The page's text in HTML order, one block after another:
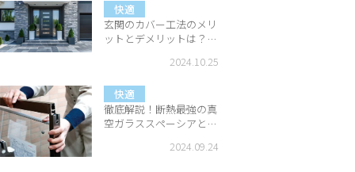
玄関のカバー工法のメリ
ットとデメリットは？判
快適
2024.10.25
徹底解説！断熱最強の真
空ガラススペーシアと
快適
2024.09.24